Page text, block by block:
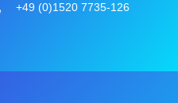
+49 (0)1520 7735-126